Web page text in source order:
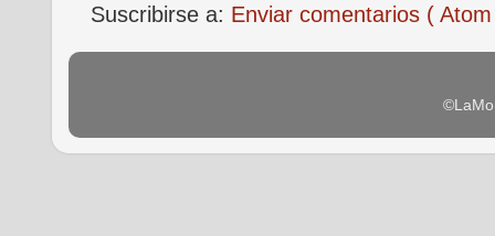
Suscribirse a: Enviar comentarios (